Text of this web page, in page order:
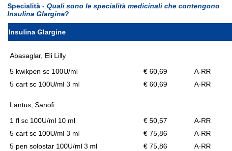
Specialità - Quali sono le specialità medicinali che contengono
Insulina Glargine?
Insulina Glargine
Abasaglar, Eli Lilly
5 kwikpen sc 100U/ml
€ 60,69
A-RR
5 cart sc 100U/ml 3 ml
€ 60,69 A-RR
Lantus, Sanofi
1 fl sc 100U/ml 10 ml
€ 50,57
A-RR
5 cart sc 100U/ml 3 ml
€ 75,86
A-RR
5 pen solostar 100U/ml 3 ml
€ 75,86 A-RR